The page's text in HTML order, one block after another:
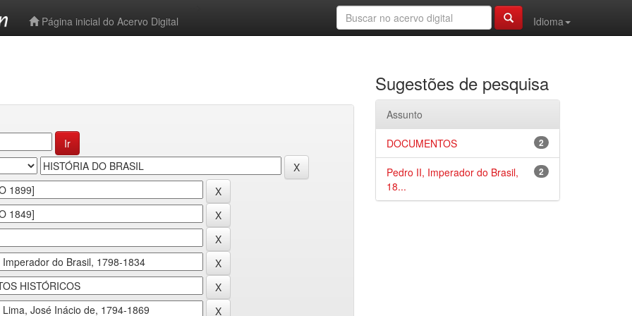
Página inicial do Acervo Digital
Idioma
Sugestões de pesquisa
Assunto
2
DOCUMENTOS
2
Pedro II, Imperador do Brasil,
18...